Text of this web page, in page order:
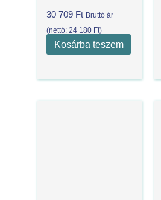
30 709 Ft Bruttó ár
(nettó:24 180 Ft)
Kosárba teszem